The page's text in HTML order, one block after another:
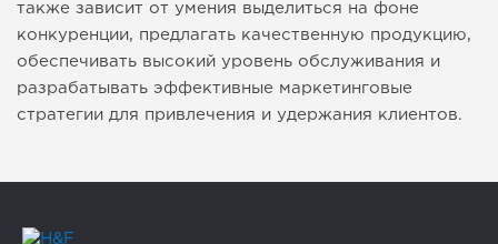
также зависит от умения выделиться на фоне
конкуренции, предлагать качественную продукцию,
обеспечивать высокий уровень обслуживания и
разрабатывать эффективные маркетинговые
стратегии для привлечения и удержания клиентов.